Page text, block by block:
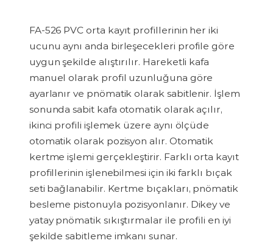
FA-526 PVC orta kayıt profillerinin her iki
ucunu aynı anda birleşecekleri profile göre
uygun şekilde alıştırılır. Hareketli kafa
manuel olarak profil uzunluğuna göre
ayarlanır ve pnömatik olarak sabitlenir. İşlem
sonunda sabit kafa otomatik olarak açılır,
ikinci profili işlemek üzere aynı ölçüde
otomatik olarak pozisyon alır. Otomatik
kertme işlemi gerçekleştirir. Farklı orta kayıt
profillerinin işlenebilmesi için iki farklı bıçak
seti bağlanabilir. Kertme bıçakları, pnömatik
besleme pistonuyla pozisyonlanır. Dikey ve
yatay pnömatik sıkıştırmalar ile profili en iyi
şekilde sabitleme imkanı sunar.